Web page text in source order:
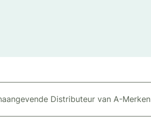
Distributeur van A-Merken